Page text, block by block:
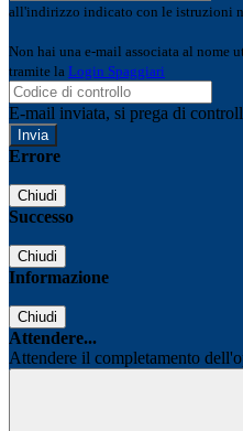
all'indirizzo indicato con le istruzioni
Non hai una e-mail associata al nome
tramite la Login Spaggiari
E-mail inviata, si prega di
Errore
Chiudi
Successo
Chiudi
Informazione
Chiudi
Attendere...
Attendere il completamento